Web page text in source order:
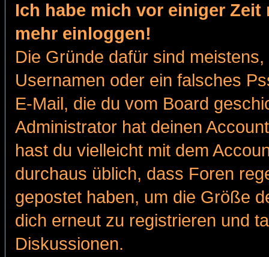
Ich habe mich vor einiger
mehr einloggen!
Die Gründe dafür sind
Usernamen oder ein falsches
E-Mail, die du vom Board
Administrator hat deinen
hast du vielleicht mit dem
durchaus üblich, dass Foren
gepostet haben, um die Größe
dich erneut zu registrieren und
Diskussionen.